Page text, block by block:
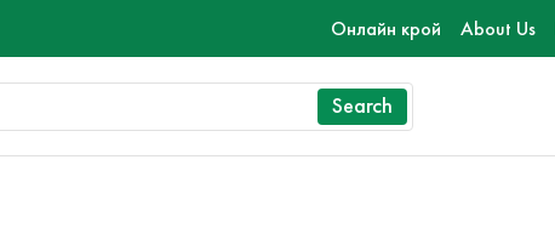
Онлайн крой About Us
Search